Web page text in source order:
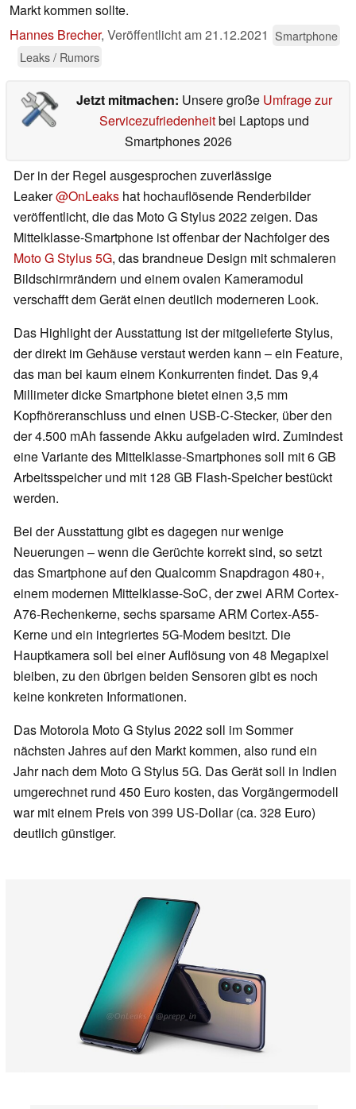
Markt kommen sollte.
Hannes Brecher, Veröffentlicht am21.12.2021 Smartphone
Leaks / Rumors
Jetzt mitmachen: Unsere große Umfrage zur
Servicezufriedenheitbei Laptops und
Smartphones 2026
Der in der Regel ausgesprochen zuverlässige
Leaker@OnLeaks hat hochauflösende Renderbilder
veröffentlicht, die das Moto G Stylus 2022 zeigen. Das
Mittelklasse-Smartphone ist offenbar der Nachfolger des
Moto G Stylus 5G, das brandneue Design mit schmaleren
Bildschirmrändern und einem ovalen Kameramodul
verschafft dem Gerät einen deutlich moderneren Look.
Das Highlight der Ausstattung ist der mitgelieferte Stylus,
der direkt im Gehäuse verstaut werden kann – ein Feature,
das man bei kaum einem Konkurrenten findet. Das 9,4
Millimeter dicke Smartphone bietet einen 3,5 mm
Kopfhöreranschluss und einen USB-C-Stecker, über den
der 4.500 mAh fassende Akku aufgeladen wird. Zumindest
eine Variante des Mittelklasse-Smartphones soll mit 6 GB
Arbeitsspeicher und mit 128 GB Flash-Speicher bestückt
werden.
Bei der Ausstattung gibt es dagegen nur wenige
Neuerungen – wenn die Gerüchte korrekt sind, so setzt
das Smartphone auf den Qualcomm Snapdragon 480+,
einem modernen Mittelklasse-SoC, der zwei ARM Cortex-
A76-Rechenkerne, sechs sparsame ARM Cortex-A55-
Kerne und ein integriertes 5G-Modem besitzt. Die
Hauptkamera soll bei einer Auflösung von 48 Megapixel
bleiben, zu den übrigen beiden Sensoren gibt es noch
keine konkreten Informationen.
Das Motorola Moto G Stylus 2022 soll im Sommer
nächsten Jahres auf den Markt kommen, also rund ein
Jahr nach dem Moto G Stylus 5G. Das Gerät soll in Indien
umgerechnet rund 450 Euro kosten, das Vorgängermodell
war mit einem Preis von 399 US-Dollar (ca. 328 Euro)
deutlich günstiger.